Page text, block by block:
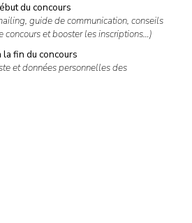
du concours
guide de communication, conseils
concours et booster les inscriptions…)
fin du concours
et données personnelles des